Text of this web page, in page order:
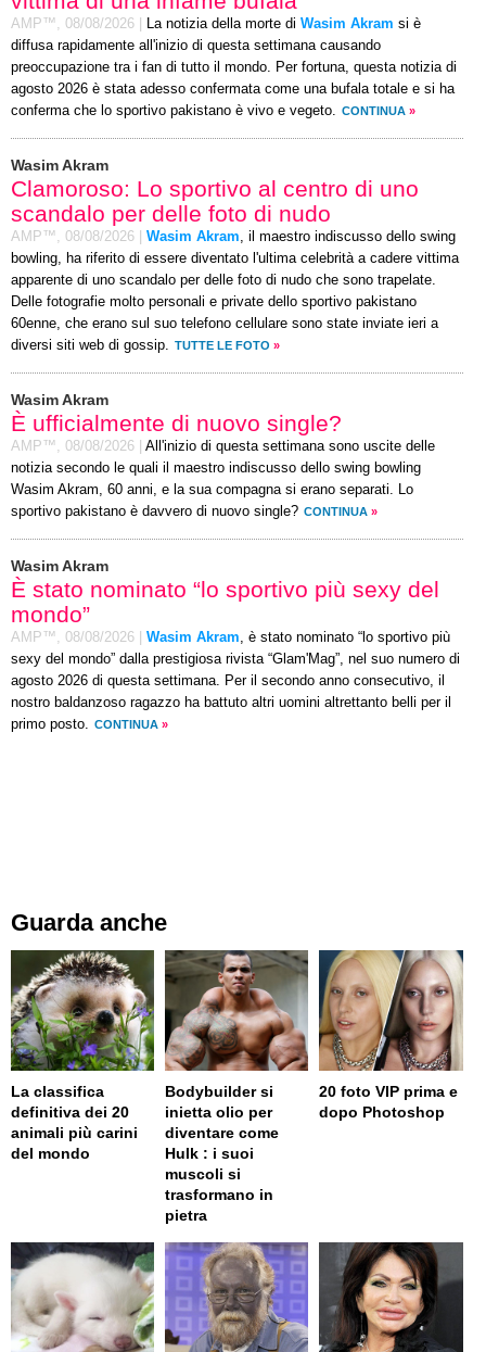
AMP™, 08/08/2026 La notizia della morte di Wasim Akram si è
diffusa rapidamente all'inizio di questa settimana causando
preoccupazione tra i fan di tutto il mondo. Per fortuna, questa notizia di
agosto 2026 è stata adesso confermata come una bufala totale e si ha
conferma che lo sportivo pakistano è vivo e vegeto. CONTINUA »
Wasim Akram
Clamoroso: Lo sportivo al centro di uno
scandalo per delle foto di nudo
AMP™, 08/08/2026 Wasim Akram, il maestro indiscusso dello swing
bowling, ha riferito di essere diventato l'ultima celebrità a cadere vittima
apparente di uno scandalo per delle foto di nudo che sono trapelate.
Delle fotografie molto personali e private dello sportivo pakistano
60enne, che erano sul suo telefono cellulare sono state inviate ieri a
diversi siti web di gossip. TUTTE LE FOTO »
Wasim Akram
È ufficialmente di nuovo single?
AMP™, 08/08/2026
All'inizio di questa settimana sono uscite delle
notizia secondo le quali il maestro indiscusso dello swing bowling
Wasim Akram, 60 anni, e la sua compagna si erano separati. Lo
sportivo pakistano è davvero di nuovo single? CONTINUA »
Wasim Akram
È stato nominato “lo sportivo più sexy del
mondo”
AMP™, 08/08/2026 Wasim Akram, è stato nominato “lo sportivo più
sexy del mondo” dalla prestigiosa rivista “Glam'Mag”, nel suo numero di
agosto 2026 di questa settimana. Per il secondo anno consecutivo, il
nostro baldanzoso ragazzo ha battuto altri uomini altrettanto belli per il
primo posto. CONTINUA »
Guarda anche
La classifica
definitiva dei 20
animali più carini
del mondo
Bodybuilder si
inietta olio per
diventare come
Hulk : i suoi
muscoli si
trasformano in
pietra
20 foto VIP prima e
dopo Photoshop